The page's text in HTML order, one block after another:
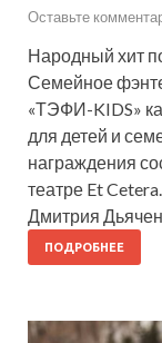
Оставьте
Народный хит
Семейное
«ТЭФИ-KIDS»
для детей и
награждения
театре Et
Дмитрия
ПОДРОБНЕЕ